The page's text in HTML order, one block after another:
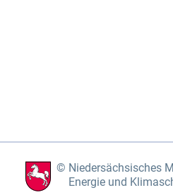
Niedersächsisches
Energie und